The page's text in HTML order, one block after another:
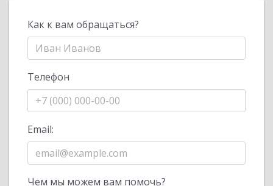
Как к вам обращаться?
Телефон
Email:
Чем мы можем вам помочь?